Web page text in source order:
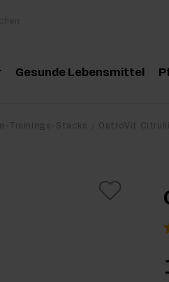
Produktempfehlung
Gesunde Lebensmittel
Erdnussbutter
Trainings-Stacks OstroVit